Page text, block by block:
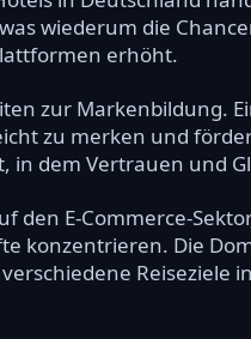
wiederum die
erhöht.
zur Markenbildung.
zu merken und
dem Vertrauen und
E-Commerce-
konzentrieren. Die
Reiseziele